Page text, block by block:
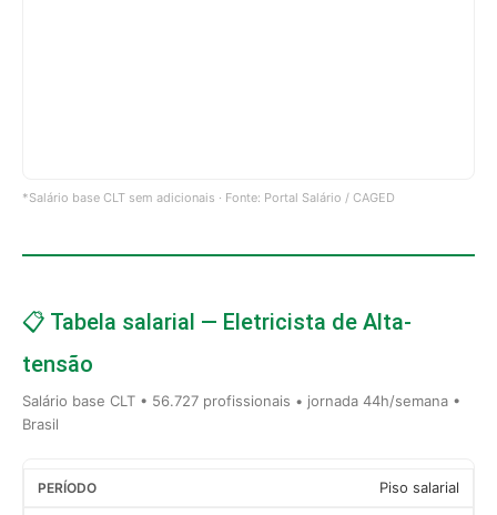
*Salário base CLT sem adicionais · Fonte: Portal Salário / CAGED
📋 Tabela salarial — Eletricista de Alta-
tensão
Salário base CLT • 56.727 profissionais • jornada 44h/semana •
Brasil
Piso salarial